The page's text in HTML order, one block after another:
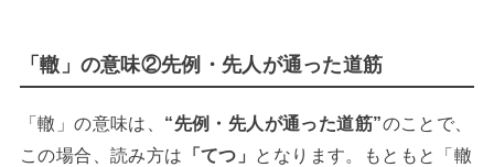
「轍」の意味②先例・先人が通った道筋
「轍」の意味は、 “先例・先人が通った道筋”のことで、
この場合、読み方は 「てつ」 となります。もともと「轍